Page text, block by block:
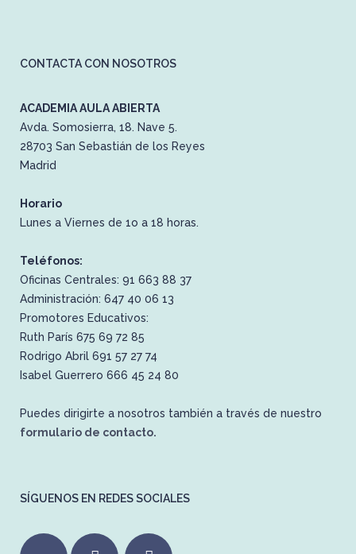
CONTACTA CON NOSOTROS
ACADEMIA AULA ABIERTA
Avda. Somosierra, 18. Nave 5.
28703 San Sebastián de los Reyes
Madrid
Horario
Lunes a Viernes de 1o a 18 horas.
Teléfonos:
Oficinas Centrales: 91 663 88 37
Administración: 647 40 06 13
Promotores Educativos:
Ruth París 675 69 72 85
Rodrigo Abril 691 57 27 74
Isabel Guerrero 666 45 24 80
Puedes dirigirte a nosotros también a través de nuestro
formulario de contacto.
SÍGUENOS EN REDES SOCIALES